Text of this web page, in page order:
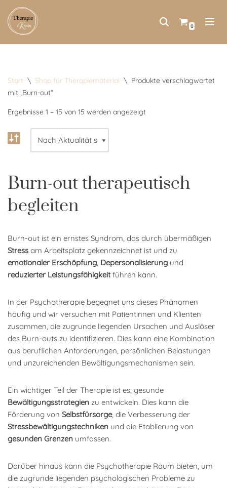
Zum
0
Start \ Shop für Therapiematerial \ Produkte verschlagwortet
mit „Burn-out“
Ergebnisse 1 – 15 von 15 werden angezeigt
Burn-out therapeutisch
begleiten
Burn-out ist ein ernstes Syndrom, das durch übermäßigen
Stress am Arbeitsplatz gekennzeichnet ist und zu
emotionaler Erschöpfung Depersonalisierung und
reduzierter Leistungsfähigkeitführen kann.
In der Psychotherapie begegnet uns dieses Phänomen
häufig und wir versuchen mit Patientinnen und Klienten
zusammen, die zugrunde liegenden Ursachen und Auslöser
des Burn-outs zu identifizieren. Dies kann eine Kombination
aus beruflichen Anforderungen, persönlichen Belastungen
und unzureichenden Bewältigungsmechanismen sein.
Ein wichtiger Teil der Therapie ist es, gesunde
Bewältigungsstrategien zu entwickeln. Dies kann die
Förderung von Selbstfürsorge, die Verbesserung der
Stressbewältigungstechniken und die Etablierung von
gesunden Grenzen umfassen.
Darüber hinaus kann die Psychotherapie Raum bieten, um
die zugrunde liegenden psychologischen Probleme zu